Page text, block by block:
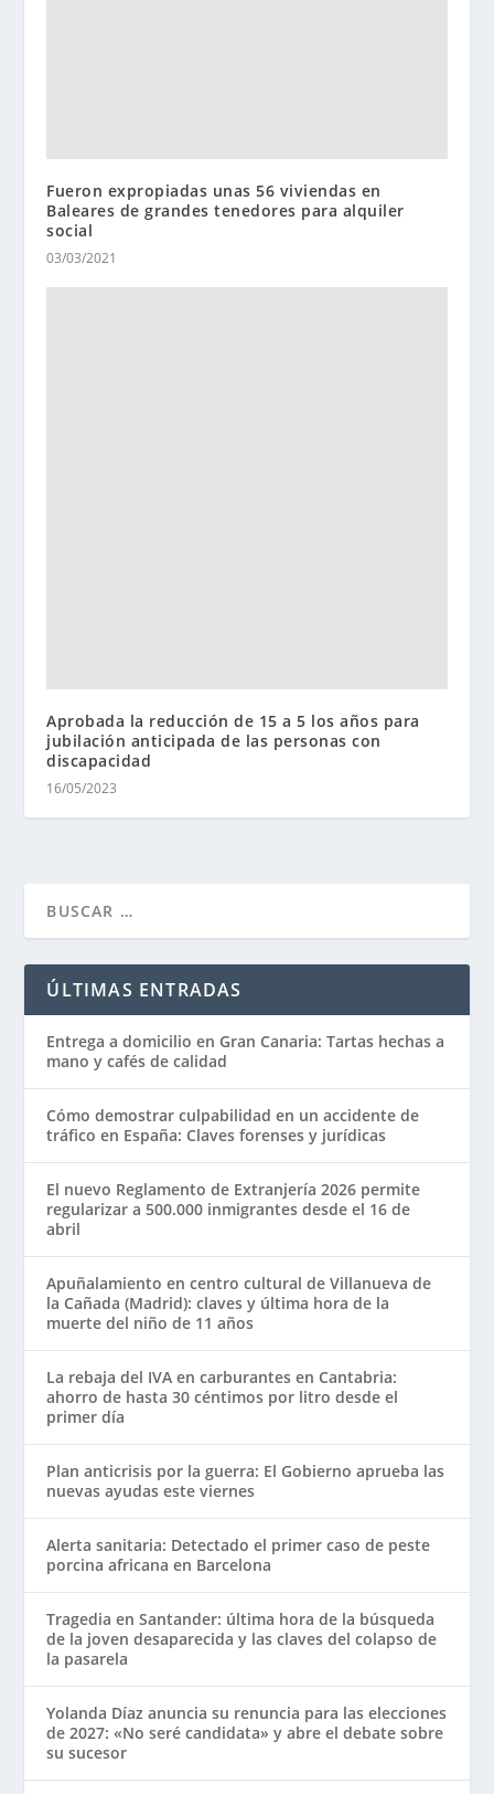
Fueron expropiadas unas 56 viviendas en
Baleares de grandes tenedores para alquiler
social
03/03/2021
Aprobada la reducción de 15 a 5 los años para
jubilación anticipada de las personas con
discapacidad
16/05/2023
ÚLTIMAS ENTRADAS
Entrega a domicilio en Gran Canaria: Tartas hechas a
mano y cafés de calidad
Cómo demostrar culpabilidad en un accidente de
tráfico en España: Claves forenses y jurídicas
El nuevo Reglamento de Extranjería 2026 permite
regularizar a 500.000 inmigrantes desde el 16 de
abril
Apuñalamiento en centro cultural de Villanueva de
la Cañada (Madrid): claves y última hora de la
muerte del niño de 11 años
La rebaja del IVA en carburantes en Cantabria:
ahorro de hasta 30 céntimos por litro desde el
primer día
Plan anticrisis por la guerra: El Gobierno aprueba las
nuevas ayudas este viernes
Alerta sanitaria: Detectado el primer caso de peste
porcina africana en Barcelona
Tragedia en Santander: última hora de la búsqueda
de la joven desaparecida y las claves del colapso de
la pasarela
Yolanda Díaz anuncia su renuncia para las elecciones
de 2027: «No seré candidata» y abre el debate sobre
su sucesor